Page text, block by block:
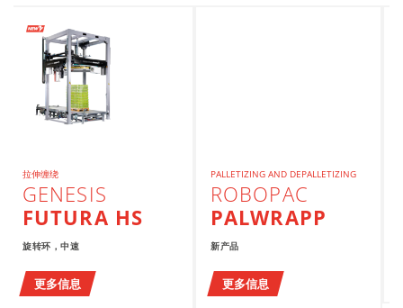
拉伸缠绕
GENESIS
FUTURA HS
旋转环，中速
更多信息
PALLETIZING AND DEPALLETIZING
ROBOPAC
PALWRAPP
新产品
更多信息